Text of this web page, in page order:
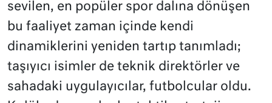
sevilen, en popüler spor dalına dönüşen
bu faaliyet zaman içinde kendi
dinamiklerini yeniden tartıp tanımladı;
taşıyıcı isimler de teknik direktörler ve
sahadaki uygulayıcılar, futbolcular oldu.